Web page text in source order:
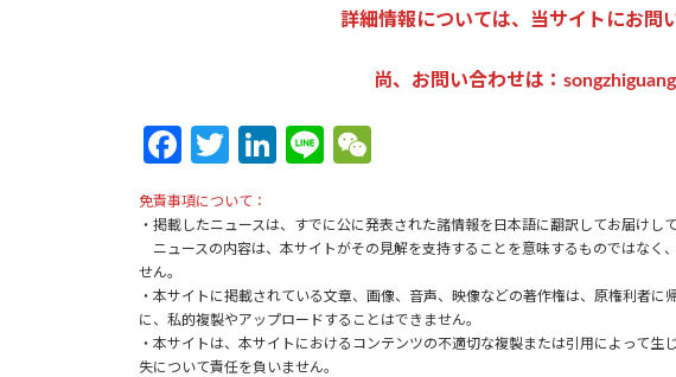
詳細情報については、当サイトにお問
尚、お問い合わせは：
Fa
b
o
o
k
T
itt
er
Li
ke
dI
n
Li
e
C
h
at
免責事項について：
・掲載したニュースは、すでに公に発表された諸情報を日本語に翻訳してお届けし
ニュースの内容は、本サイトがその見解を支持することを意味するものではなく
せん。
・本サイトに掲載されている文章、画像、音声、映像などの著作権は、原権利者に
に、私的複製やアップロードすることはできません。
・本サイトは、本サイトにおけるコンテンツの不適切な複製または引用によって
失について責任を負いません。